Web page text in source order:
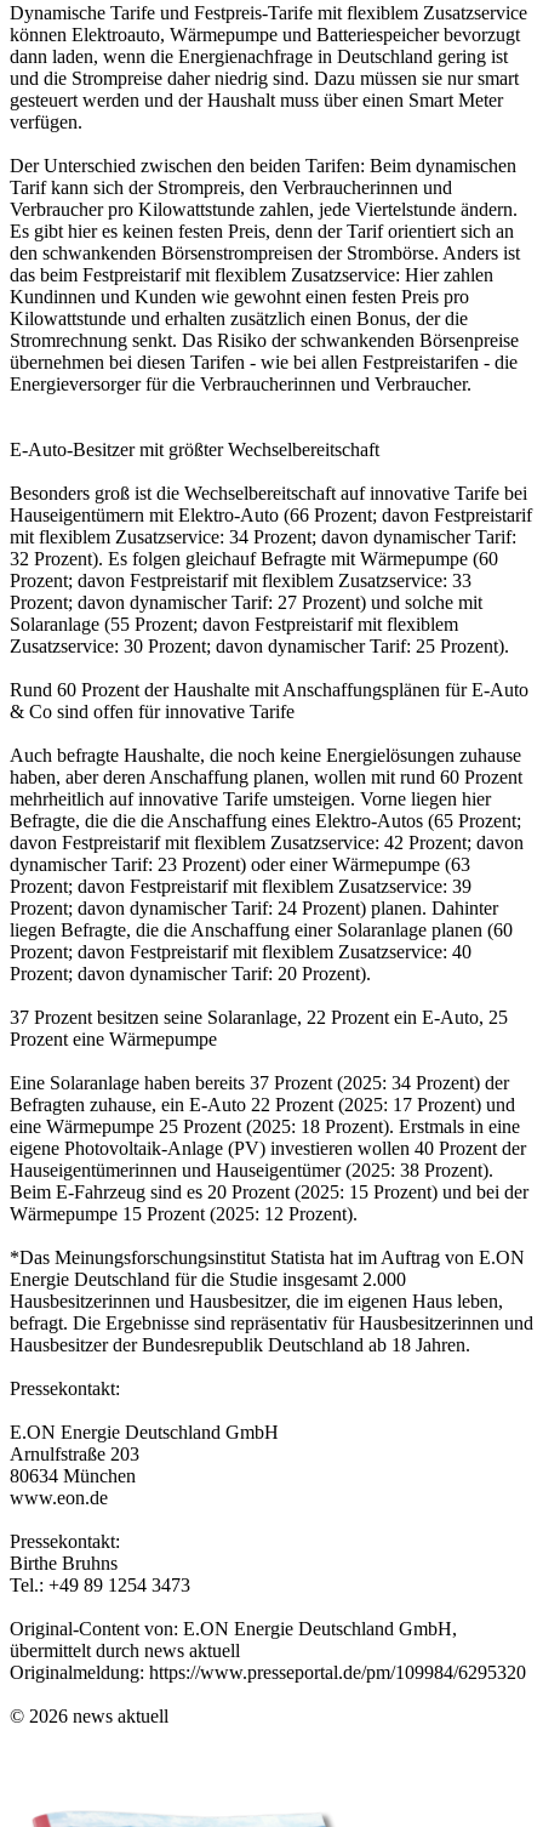
Dynamische Tarife und Festpreis-Tarife mit flexiblem Zusatzservice
können Elektroauto, Wärmepumpe und Batteriespeicher bevorzugt
dann laden, wenn die Energienachfrage in Deutschland gering ist
und die Strompreise daher niedrig sind. Dazu müssen sie nur smart
gesteuert werden und der Haushalt muss über einen Smart Meter
verfügen.
Der Unterschied zwischen den beiden Tarifen: Beim dynamischen
Tarif kann sich der Strompreis, den Verbraucherinnen und
Verbraucher pro Kilowattstunde zahlen, jede Viertelstunde ändern.
Es gibt hier es keinen festen Preis, denn der Tarif orientiert sich an
den schwankenden Börsenstrompreisen der Strombörse. Anders ist
das beim Festpreistarif mit flexiblem Zusatzservice: Hier zahlen
Kundinnen und Kunden wie gewohnt einen festen Preis pro
Kilowattstunde und erhalten zusätzlich einen Bonus, der die
Stromrechnung senkt. Das Risiko der schwankenden Börsenpreise
übernehmen bei diesen Tarifen - wie bei allen Festpreistarifen - die
Energieversorger für die Verbraucherinnen und Verbraucher.
E-Auto-Besitzer mit größter Wechselbereitschaft
Besonders groß ist die Wechselbereitschaft auf innovative Tarife bei
Hauseigentümern mit Elektro-Auto (66 Prozent; davon Festpreistarif
mit flexiblem Zusatzservice: 34 Prozent; davon dynamischer Tarif:
32 Prozent). Es folgen gleichauf Befragte mit Wärmepumpe (60
Prozent; davon Festpreistarif mit flexiblem Zusatzservice: 33
Prozent; davon dynamischer Tarif: 27 Prozent) und solche mit
Solaranlage (55 Prozent; davon Festpreistarif mit flexiblem
Zusatzservice: 30 Prozent; davon dynamischer Tarif: 25 Prozent).
Rund 60 Prozent der Haushalte mit Anschaffungsplänen für E-Auto
& Co sind offen für innovative Tarife
Auch befragte Haushalte, die noch keine Energielösungen zuhause
haben, aber deren Anschaffung planen, wollen mit rund 60 Prozent
mehrheitlich auf innovative Tarife umsteigen. Vorne liegen hier
Befragte, die die die Anschaffung eines Elektro-Autos (65 Prozent;
davon Festpreistarif mit flexiblem Zusatzservice: 42 Prozent; davon
dynamischer Tarif: 23 Prozent) oder einer Wärmepumpe (63
Prozent; davon Festpreistarif mit flexiblem Zusatzservice: 39
Prozent; davon dynamischer Tarif: 24 Prozent) planen. Dahinter
liegen Befragte, die die Anschaffung einer Solaranlage planen (60
Prozent; davon Festpreistarif mit flexiblem Zusatzservice: 40
Prozent; davon dynamischer Tarif: 20 Prozent).
37 Prozent besitzen seine Solaranlage, 22 Prozent ein E-Auto, 25
Prozent eine Wärmepumpe
Eine Solaranlage haben bereits 37 Prozent (2025: 34 Prozent) der
Befragten zuhause, ein E-Auto 22 Prozent (2025: 17 Prozent) und
eine Wärmepumpe 25 Prozent (2025: 18 Prozent). Erstmals in eine
eigene Photovoltaik-Anlage (PV) investieren wollen 40 Prozent der
Hauseigentümerinnen und Hauseigentümer (2025: 38 Prozent).
Beim E-Fahrzeug sind es 20 Prozent (2025: 15 Prozent) und bei der
Wärmepumpe 15 Prozent (2025: 12 Prozent).
*Das Meinungsforschungsinstitut Statista hat im Auftrag von E.ON
Energie Deutschland für die Studie insgesamt 2.000
Hausbesitzerinnen und Hausbesitzer, die im eigenen Haus leben,
befragt. Die Ergebnisse sind repräsentativ für Hausbesitzerinnen und
Hausbesitzer der Bundesrepublik Deutschland ab 18 Jahren.
Pressekontakt:
E.ON Energie Deutschland GmbH
Arnulfstraße 203
80634 München
www.eon.de
Pressekontakt:
Birthe Bruhns
Tel.: +49 89 1254 3473
Original-Content von: E.ON Energie Deutschland GmbH,
übermittelt durch news aktuell
Originalmeldung: https://www.presseportal.de/pm/109984/6295320
© 2026 news aktuell